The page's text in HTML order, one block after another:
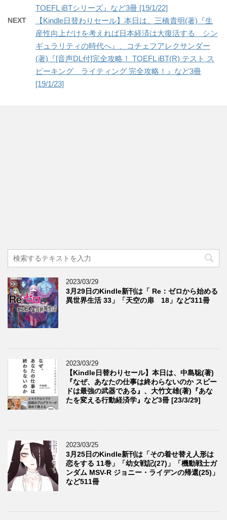
TOEFL iBTシリーズ』など3冊 [19/1/22]
NEXT
【Kindle日替わりセール】本日は、三橋貴明(著)『生
産性向上だけを考えれば日本経済は大復活する シン
ギュラリティの時代へ』、コチェフアレクサンダー
(著)『[音声DL付]完全攻略！ TOEFL iBT(R) テスト ス
ピーキング ライティング 完全攻略！』など3冊
[19/1/23]
2023/03/29
3月29日のKindle新刊は「 Re：ゼロから始める
異世界生活 33」「天空の扉 18」など311冊
2023/03/29
【Kindle日替わりセール】本日は、中島聡(著)
『なぜ、あなたの仕事は終わらないのか スピー
ドは最強の武器である』、大竹文雄(著)『あな
たを変える行動経済学』など3冊 [23/3/29]
2023/03/25
3月25日のKindle新刊は「その着せ替え人形は
恋をする 11巻」「幼女戦記(27)」「機動戦士ガ
ンダム MSV-R ジョニー・ライデンの帰還(25)」
など511冊